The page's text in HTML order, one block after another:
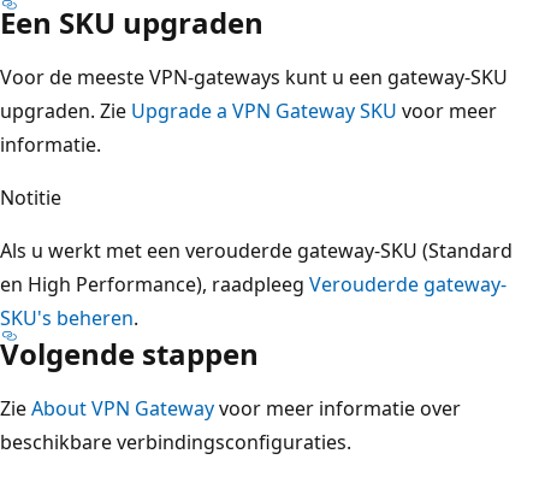
Een SKU upgraden
Voor de meeste VPN-gateways kunt u een gateway-SKU
upgraden. Zie Upgrade a VPN Gateway SKU voor meer
informatie.
Notitie
Als u werkt met een verouderde gateway-SKU (Standard
en High Performance), raadpleeg Verouderde gateway-
SKU's beheren.
Volgende stappen
ZieAbout VPN Gatewayvoor meer informatie over
beschikbare verbindingsconfiguraties.